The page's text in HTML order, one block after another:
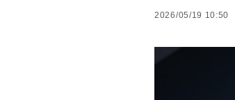
2026/05/19 10:50